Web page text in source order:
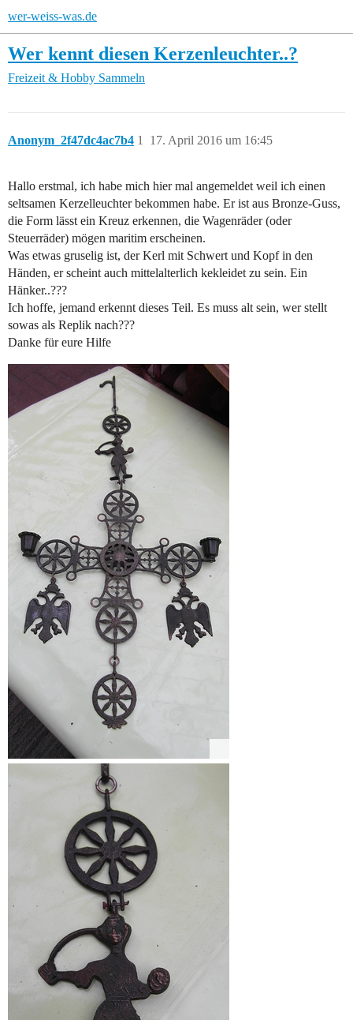
wer-weiss-was.de
Wer kennt diesen Kerzenleuchter..?
Freizeit & Hobby Sammeln
Anonym_2f47dc4ac7b4 17. April 2016 um 16:45
1
Hallo erstmal, ich habe mich hier mal angemeldet weil ich einen
seltsamen Kerzelleuchter bekommen habe. Er ist aus Bronze-Guss,
die Form lässt ein Kreuz erkennen, die Wagenräder (oder
Steuerräder) mögen maritim erscheinen.
Was etwas gruselig ist, der Kerl mit Schwert und Kopf in den
Händen, er scheint auch mittelalterlich kekleidet zu sein. Ein
Hänker..???
Ich hoffe, jemand erkennt dieses Teil. Es muss alt sein, wer stellt
sowas als Replik nach???
Danke für eure Hilfe